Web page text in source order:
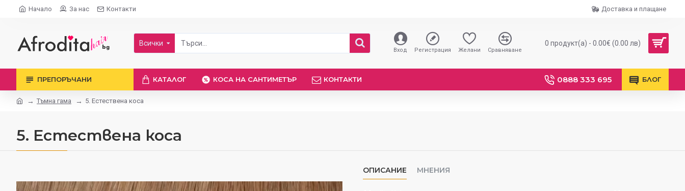
Начало За нас Контакти Доставка и плащане
Всички
Вход Регистрация Желани Сравняване
0 продукт(а) - 0.00€ (0.00 лв)
ПРЕПОРЪЧАНИ КАТАЛОГ КОСА НА САНТИМЕТЪР КОНТАКТИ 0888 333 695 БЛОГ
Тъмна гама 5. Естествена коса
5. Естествена коса
ОПИСАНИЕ МНЕНИЯ